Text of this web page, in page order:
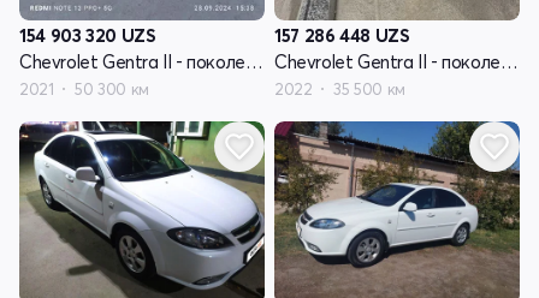
154 903 320 UZS
Chevrolet Gentra II - поколение
2021 50 300 км
157 286 448 UZS
Chevrolet Gentra II - поколение
2022 35 500 км